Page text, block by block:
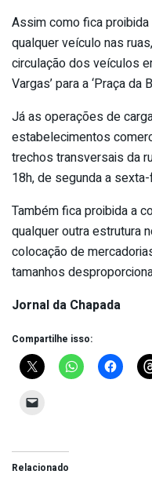
Assim como fica
qualquer veículo nas
circulação dos veículos
Vargas’ para a ‘Praça da
Já as operações de
estabelecimentos
trechos transversais da
18h, de segunda a
Também fica proibida a
qualquer outra estrutura
colocação de
tamanhos
Jornal da Chapada
Compartilhe isso:
Relacionado